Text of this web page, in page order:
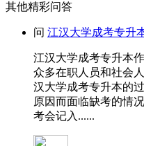
其他精彩问答
问 江汉大学成考专升
江汉大学成考专升本
众多在职人员和社会
汉大学成考专升本的
原因而面临缺考的情
考会记入......